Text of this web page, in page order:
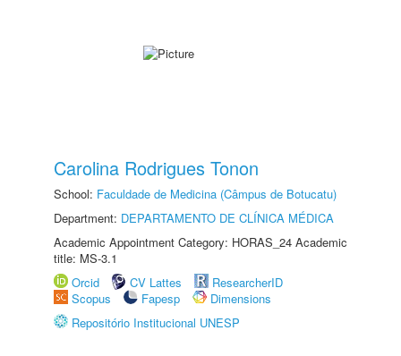
Carolina Rodrigues Tonon
School: Faculdade de Medicina (Câmpus de Botucatu)
Department: DEPARTAMENTO DE CLÍNICA MÉDICA
Academic Appointment Category: HORAS_24 Academic
title: MS-3.1
Orcid
CV Lattes
ResearcherID
Scopus
Fapesp
Dimensions
Repositório Institucional UNESP